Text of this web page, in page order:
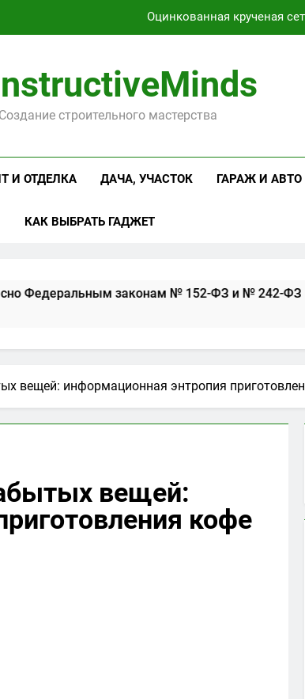
Оцинкованная крученая
косметика и оборудование для маникюра,
к ИТ-инфраструктуре согласно
Оцинкованная крученая
Создание строительного мастерства
И ОТДЕЛКА ДАЧА, УЧАСТОК ГАРАЖ И АВТО
КАК ВЫБРАТЬ ГАДЖЕТ
законам № 152-ФЗ и № 242-ФЗ
вещей: информационная энтропия
вещей:
кофе